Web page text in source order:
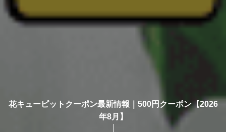
花キューピットクーポン最新情報｜500円クーポン【2026
年8月】